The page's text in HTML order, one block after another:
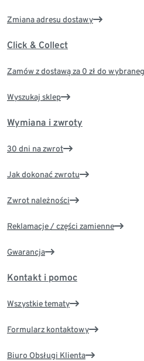
Zmiana adresu dostawy
Click & Collect
Zamów z dostawą za 0 zł do
Wyszukaj sklep
Wymiana i zwroty
30 dni na zwrot
Jak dokonać zwrotu
Zwrot należności
Reklamacje / części zamienne
Gwarancja
Kontakt i pomoc
Wszystkie tematy
Formularz kontaktowy
Biuro Obsługi Klienta